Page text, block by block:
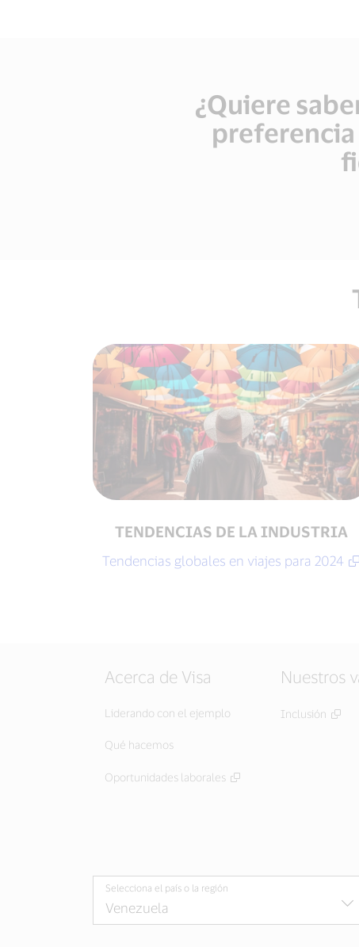
¿Quiere
preferencia
TENDENCIAS DE LA INDUSTRIA
Tendencias globales en viajes para 2024
Acerca de Visa
Liderando con el ejemplo
Qué hacemos
Oportunidades laborales
Nuestros
Inclusión
Selecciona el país o la región